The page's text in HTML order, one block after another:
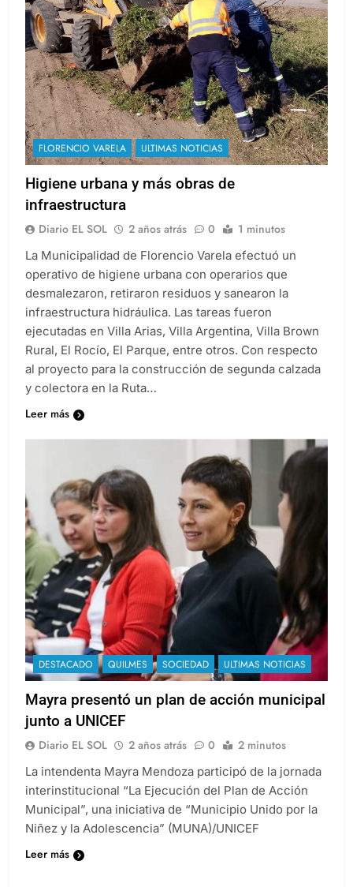
FLORENCIO VARELA ULTIMAS NOTICIAS
Higiene urbana y más obras de
infraestructura
Diario EL SOL 2 años atrás 0 1 minutos
La Municipalidad de Florencio Varela efectuó un
operativo de higiene urbana con operarios que
desmalezaron, retiraron residuos y sanearon la
infraestructura hidráulica. Las tareas fueron
ejecutadas en Villa Arias, Villa Argentina, Villa Brown
Rural, El Rocío, El Parque, entre otros. Con respecto
al proyecto para la construcción de segunda calzada
y colectora en la Ruta…
Leer más
DESTACADO QUILMES SOCIEDAD ULTIMAS NOTICIAS
Mayra presentó un plan de acción municipal
junto a UNICEF
Diario EL SOL 2 años atrás 0 2 minutos
La intendenta Mayra Mendoza participó de la jornada
interinstitucional “La Ejecución del Plan de Acción
Municipal”, una iniciativa de “Municipio Unido por la
Niñez y la Adolescencia” (MUNA)/UNICEF
Leer más